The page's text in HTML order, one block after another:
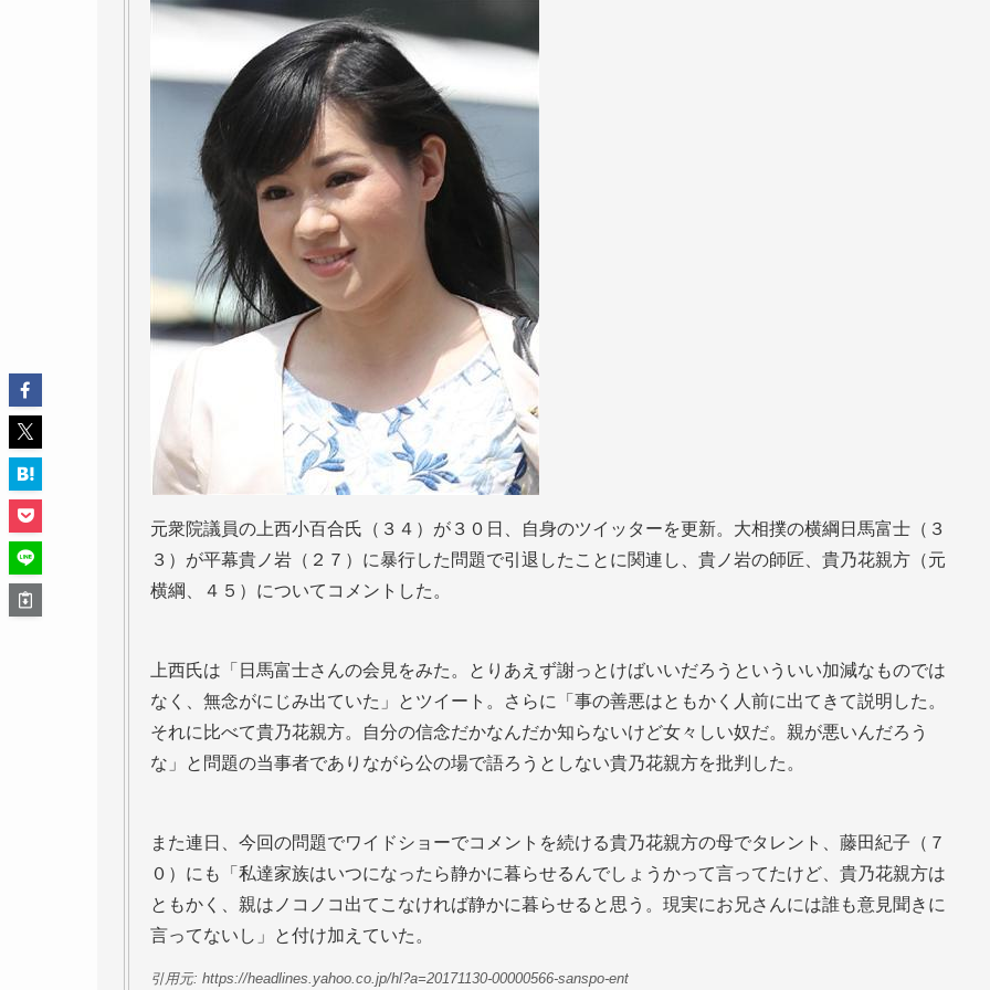
元衆院議員の上西小百合氏（３４）が３０日、自身のツイッターを更新。大相撲の横綱日馬富士（３
３）が平幕貴ノ岩（２７）に暴行した問題で引退したことに関連し、貴ノ岩の師匠、貴乃花親方（元
横綱、４５）についてコメントした。
上西氏は「日馬富士さんの会見をみた。とりあえず謝っとけばいいだろうといういい加減なものでは
なく、無念がにじみ出ていた」とツイート。さらに「事の善悪はともかく人前に出てきて説明した。
それに比べて貴乃花親方。自分の信念だかなんだか知らないけど女々しい奴だ。親が悪いんだろう
な」と問題の当事者でありながら公の場で語ろうとしない貴乃花親方を批判した。
また連日、今回の問題でワイドショーでコメントを続ける貴乃花親方の母でタレント、藤田紀子（７
０）にも「私達家族はいつになったら静かに暮らせるんでしょうかって言ってたけど、貴乃花親方は
ともかく、親はノコノコ出てこなければ静かに暮らせると思う。現実にお兄さんには誰も意見聞きに
言ってないし」と付け加えていた。
引用元: https://headlines.yahoo.co.jp/hl?a=20171130-00000566-sanspo-ent